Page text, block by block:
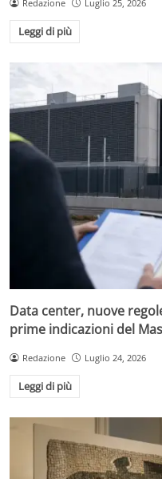
Redazione Luglio 25, 2026
Leggi di più
Data center, nuove
prime indicazioni del
Redazione Luglio 24, 2026
Leggi di più